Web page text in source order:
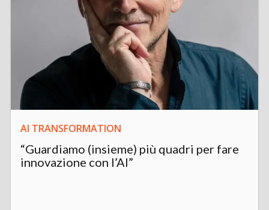
AI TRANSFORMATION
“Guardiamo (insieme) più quadri per fare
innovazione con l’AI”